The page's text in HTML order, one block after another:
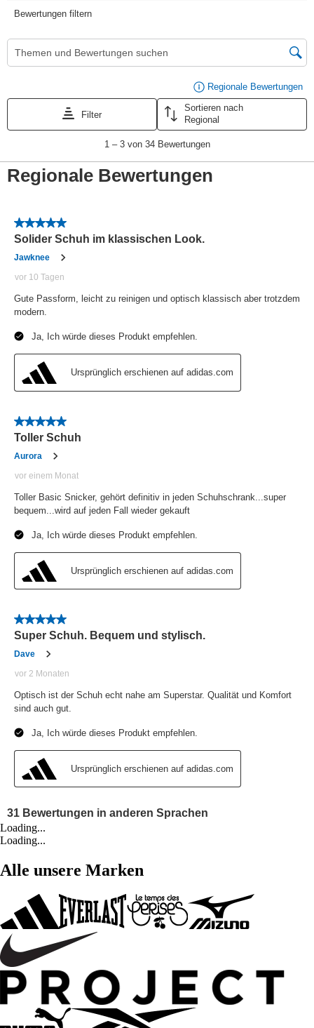
Loading...
Loading...
Alle unsere Marken